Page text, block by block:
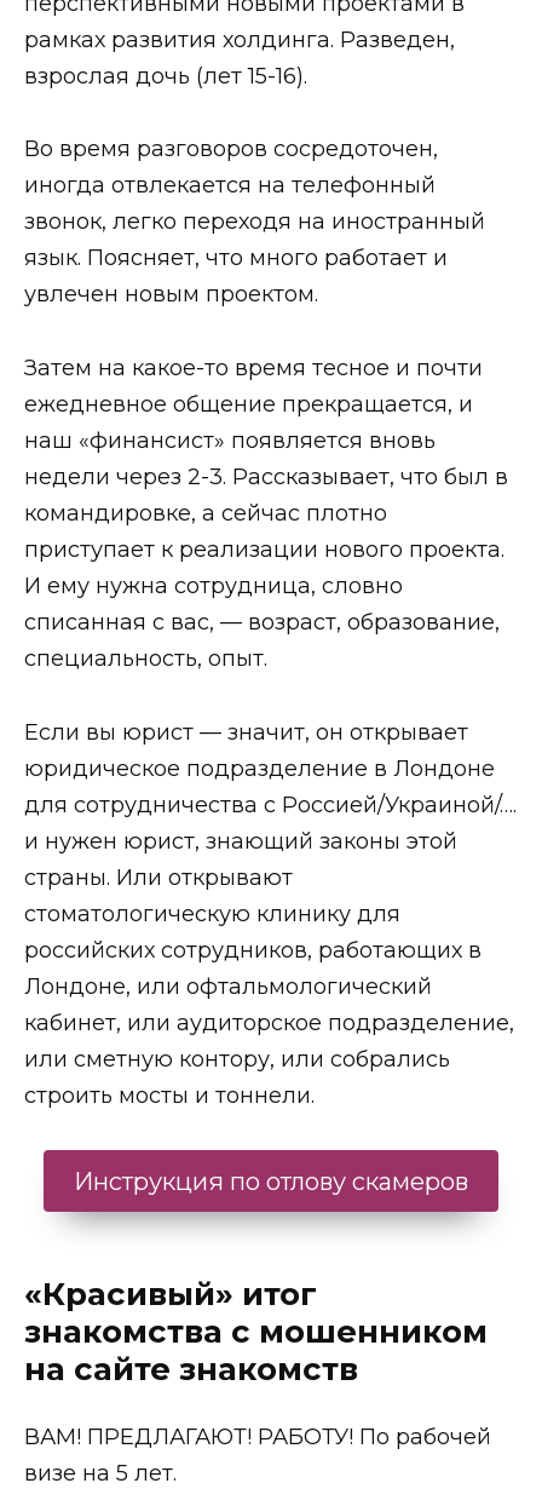
рамках развития холдинга. Разведен,
взрослая дочь (лет 15-16).
Во время разговоров сосредоточен,
иногда отвлекается на телефонный
звонок, легко переходя на иностранный
язык. Поясняет, что много работает и
увлечен новым проектом.
Затем на какое-то время тесное и почти
ежедневное общение прекращается, и
наш «финансист» появляется вновь
недели через 2-3. Рассказывает, что был в
командировке, а сейчас плотно
приступает к реализации нового проекта.
И ему нужна сотрудница, словно
списанная с вас, — возраст, образование,
специальность, опыт.
Если вы юрист — значит, он открывает
юридическое подразделение в Лондоне
для сотрудничества с Россией/Украиной/….
и нужен юрист, знающий законы этой
страны. Или открывают
стоматологическую клинику для
российских сотрудников, работающих в
Лондоне, или офтальмологический
кабинет, или аудиторское подразделение,
или сметную контору, или собрались
строить мосты и тоннели.
Инструкция по отлову скамеров
«Красивый» итог
знакомства с мошенником
на сайте знакомств
ВАМ! ПРЕДЛАГАЮТ! РАБОТУ! По рабочей
визе на 5 лет.